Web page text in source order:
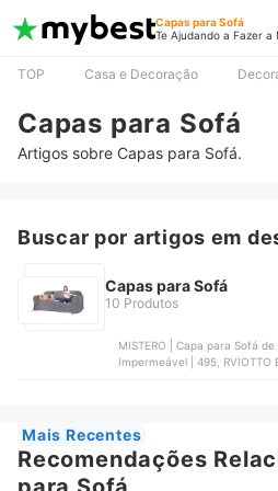
Capas para Sofá
Te Ajudando a Fazer a
TOP Casa e Decoração
Capas para Sofá
Artigos sobre Capas para Sofá.
Buscar por artigos em
Capas para Sofá
10 Produtos
MISTERO | Capa para Sofá de 2 Lugares em Acquablock
Impermeável | 495, RVIOTTO
Mais Recentes
Recomendações